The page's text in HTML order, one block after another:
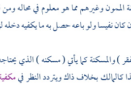
الممون وغيرهم مما هو معلوم في محاله
كان نفيسا ولو باعه حصل به ما يكفيه دخله
) والمسكنة كما يأتي ( مسكنه ) الذي
كالمالك بخلاف ذاك ويتردد النظر في